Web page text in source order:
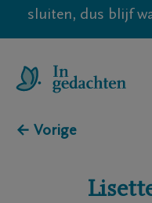
sluiten, dus blijf
← Vorige